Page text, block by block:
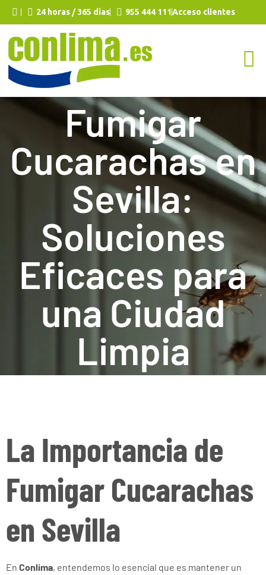
24 horas / 365 días 955 444 111Acceso clientes
Fumigar
Cucarachas en
Sevilla:
Soluciones
Eficaces para
una Ciudad
Limpia
La Importancia de
Fumigar Cucarachas
en Sevilla
En Conlima, entendemos lo esencial que es mantener un